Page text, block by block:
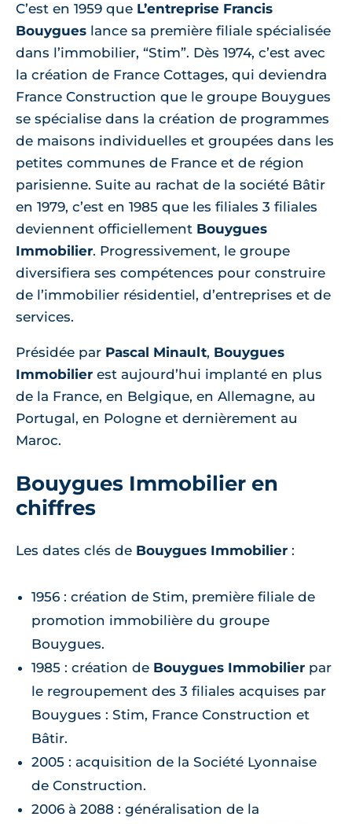
C’est en 1959 que L’entreprise Francis
Bouygues lance sa première filiale spécialisée
dans l’immobilier, “Stim”. Dès 1974, c’est avec
la création de France Cottages, qui deviendra
France Construction que le groupe Bouygues
se spécialise dans la création de programmes
de maisons individuelles et groupées dans les
petites communes de France et de région
parisienne. Suite au rachat de la société Bâtir
en 1979, c’est en 1985 que les filiales 3 filiales
deviennent officiellement Bouygues
Immobilier. Progressivement, le groupe
diversifiera ses compétences pour construire
de l’immobilier résidentiel, d’entreprises et de
services.
Présidée par Pascal Minault, Bouygues
Immobilier est aujourd’hui implanté en plus
de la France, en Belgique, en Allemagne, au
Portugal, en Pologne et dernièrement au
Maroc.
Bouygues Immobilier en
chiffres
Les dates clés de Bouygues Immobilier :
1956 : création de Stim, première filiale de
promotion immobilière du groupe
Bouygues.
1985 : création de Bouygues Immobilier par
le regroupement des 3 filiales acquises par
Bouygues : Stim, France Construction et
Bâtir.
2005 : acquisition de la Société Lyonnaise
de Construction.
2006 à 2088 : généralisation de la